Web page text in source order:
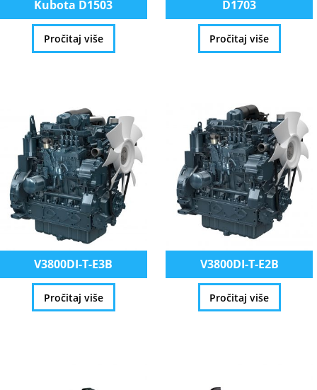
Kubota D1503
Pročitaj više
D1703
Pročitaj više
V3800DI-T-E3B
Pročitaj više
V3800DI-T-E2B
Pročitaj više